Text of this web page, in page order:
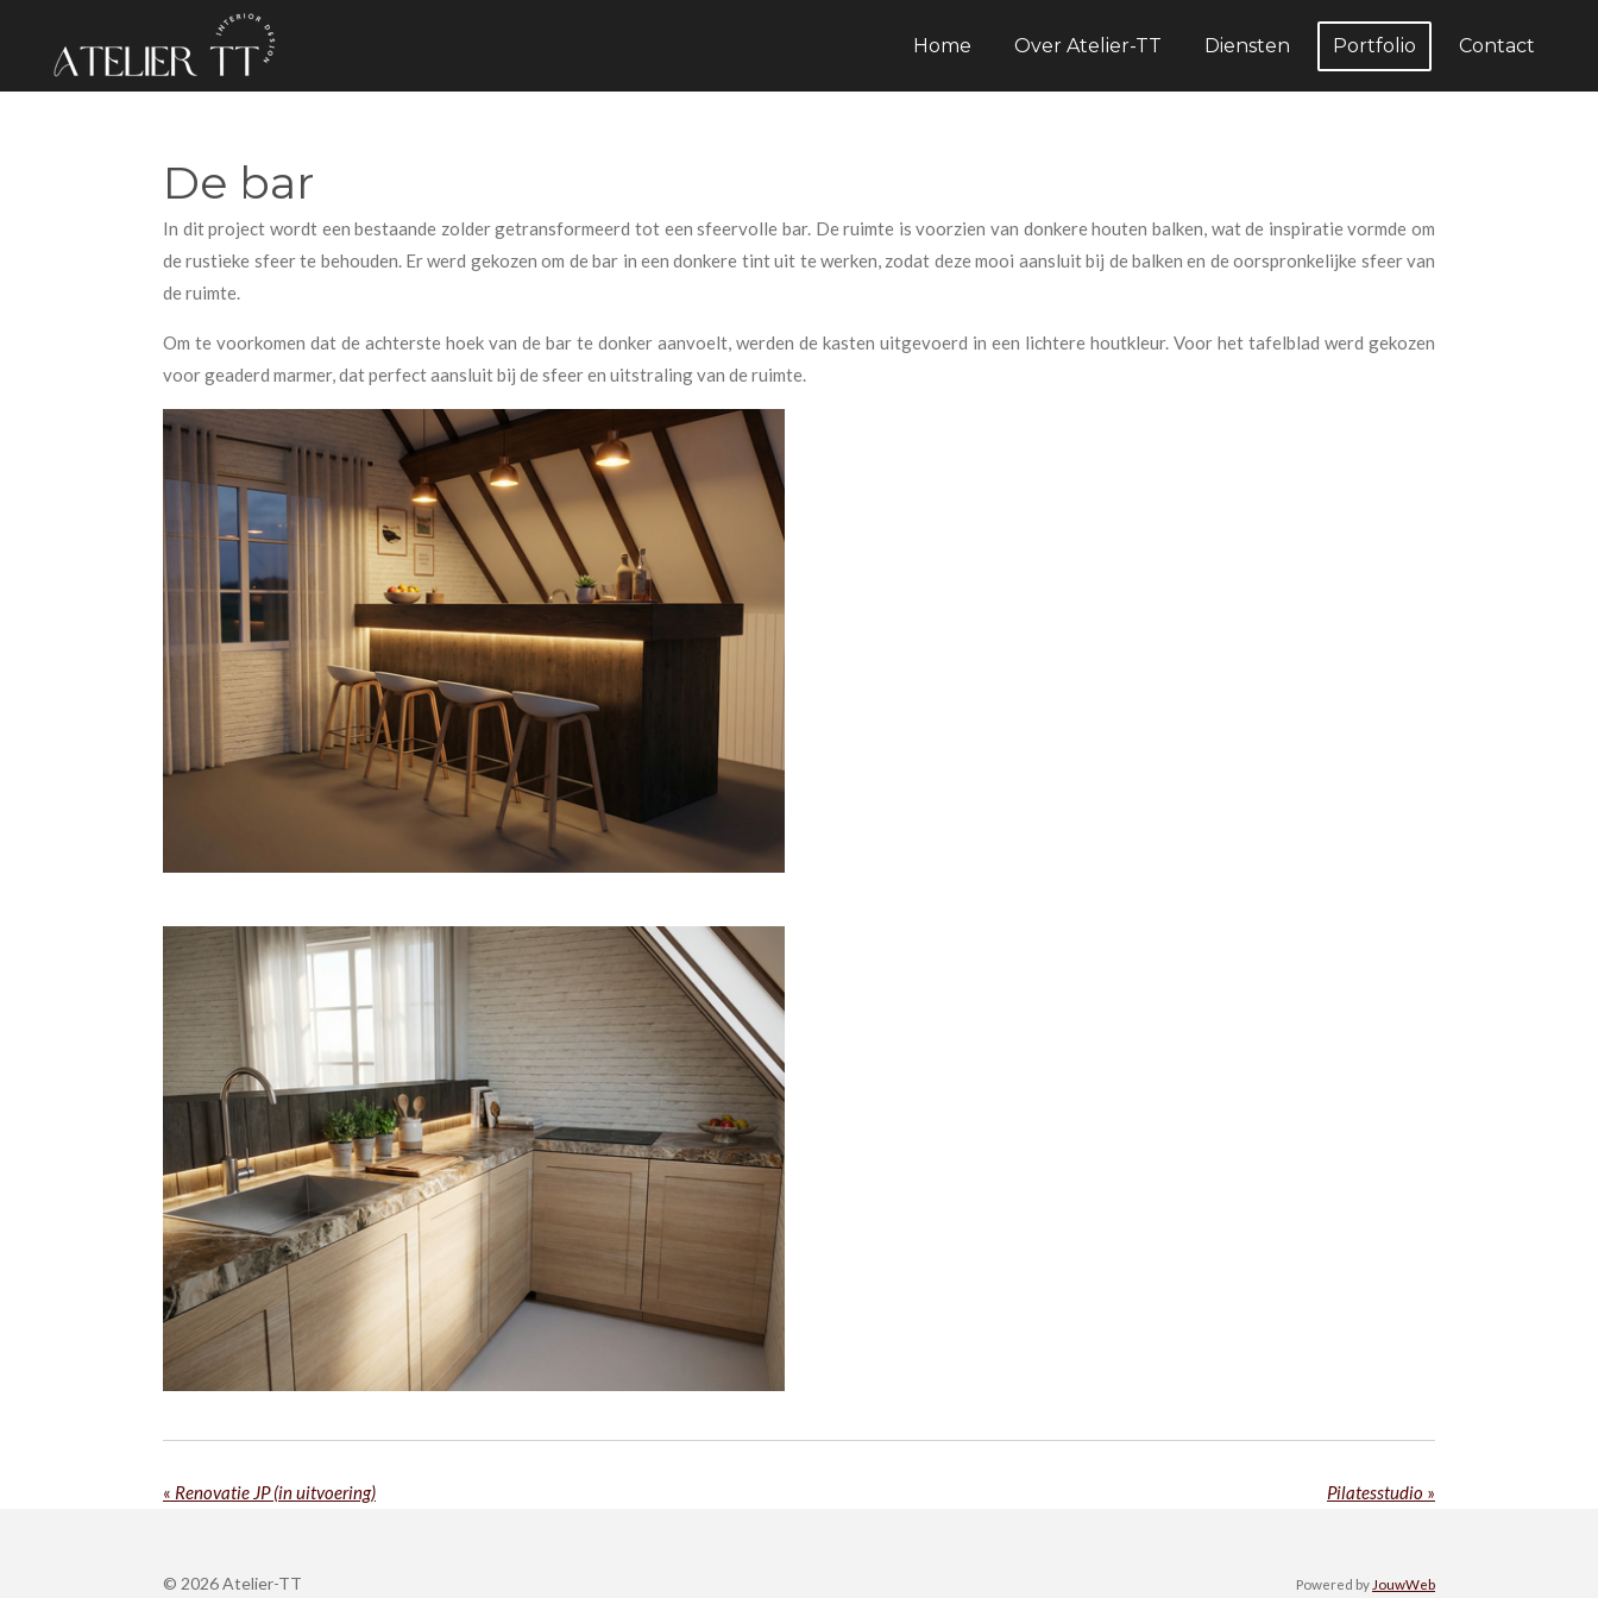
direct
naar
Home Over Atelier-TT Diensten Portfolio Contact
De bar
In dit project wordt een bestaande zolder getransformeerd tot een sfeervolle bar. De ruimte is voorzien van donkere houten balken, wat de inspiratie vormde om
de rustieke sfeer te behouden. Er werd gekozen om de bar in een donkere tint uit te werken, zodat deze mooi aansluit bij de balken en de oorspronkelijke sfeer van
de ruimte.
Om te voorkomen dat de achterste hoek van de bar te donker aanvoelt, werden de kasten uitgevoerd in een lichtere houtkleur. Voor het tafelblad werd gekozen
voor geaderd marmer, dat perfect aansluit bij de sfeer en uitstraling van de ruimte.
« Renovatie JP (in uitvoering) Pilatesstudio »
© 2026 Atelier-TT Powered by JouwWeb